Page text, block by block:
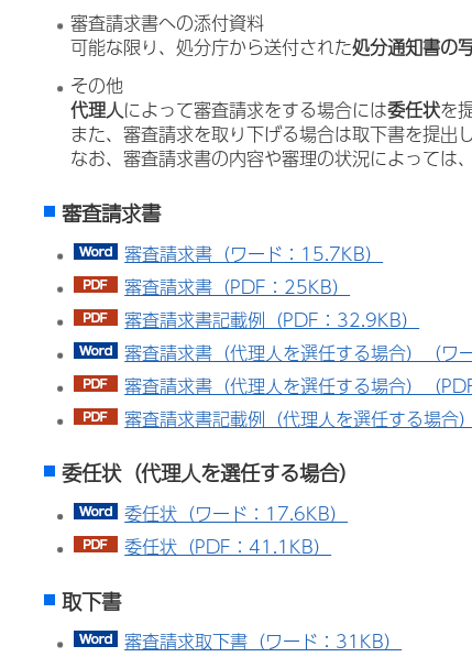
審査請求書への添付資料
可能な限り、処分庁から送付された処分通知書の
その他
代理人によって審査請求をする場合には委任状を
また、審査請求を取り下げる場合は取下書を提出
なお、審査請求書の内容や審理の状況によっては
審査請求書
審査請求書（ワード：15.7KB）
審査請求書（PDF：25KB）
審査請求書記載例（PDF：32.9KB）
審査請求書（代理人を選任する場合）（ワ
審査請求書（代理人を選任する場合）（
審査請求書記載例（代理人を選任する場合
委任状（代理人を選任する場合）
委任状（ワード：17.6KB）
委任状（PDF：41.1KB）
取下書
審査請求取下書（ワード：31KB）